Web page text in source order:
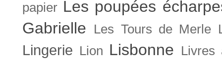
papier Les poupées
Gabrielle
Les Tours de Merle
Lingerie Lion Lisbonne
Livres